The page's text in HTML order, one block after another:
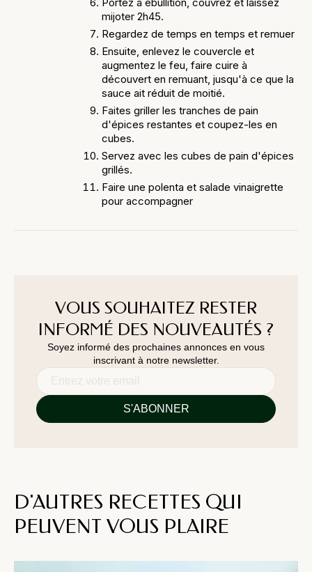
mijoter 2h45.
Regardez de temps en temps et remuer
Ensuite, enlevez le couvercle et
augmentez le feu, faire cuire à
découvert en remuant, jusqu'à ce que la
sauce ait réduit de moitié.
Faites griller les tranches de pain
d'épices restantes et coupez-les en
cubes.
Servez avec les cubes de pain d'épices
grillés.
Faire une polenta et salade vinaigrette
pour accompagner
VOUS SOUHAITEZ RESTER
INFORMÉ DES NOUVEAUTÉS ?
Soyez informé des prochaines annonces en vous
inscrivant à notre newsletter.
D'AUTRES RECETTES QUI
PEUVENT VOUS PLAIRE